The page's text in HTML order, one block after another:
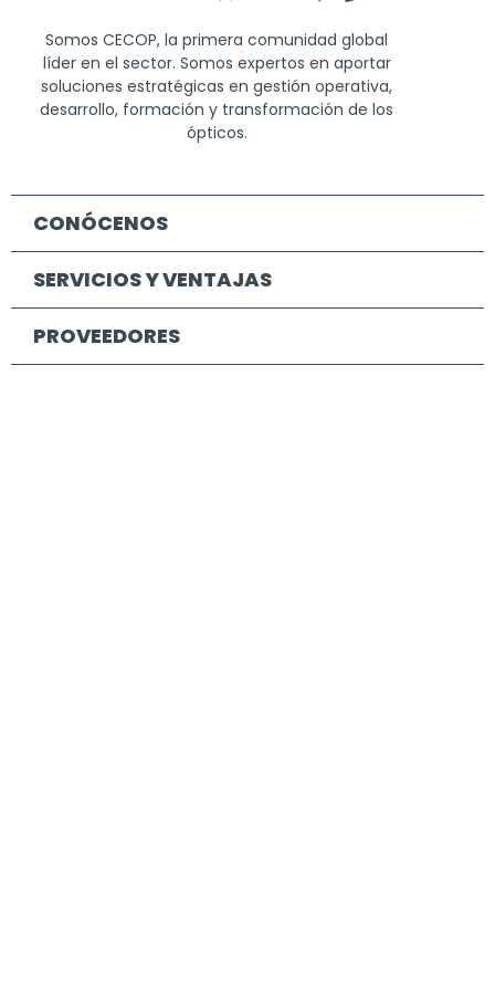
Somos CECOP, la primera comunidad global
líder en el sector. Somos expertos en aportar
soluciones estratégicas en gestión operativa,
desarrollo, formación y transformación de los
ópticos.
CONÓCENOS
SERVICIOS Y VENTAJAS
PROVEEDORES